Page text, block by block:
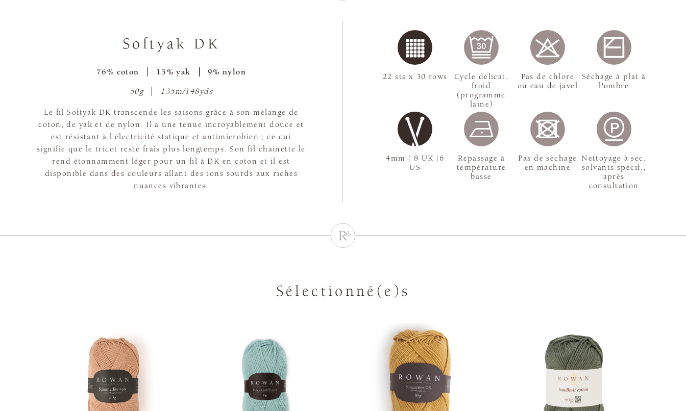
Softyak DK
76% coton 15% yak 9% nylon
50g 135m/148yds
Le fil Softyak DK transcende les saisons grâce à son mélange de
coton, de yak et de nylon. Il a une tenue incroyablement douce et
est résistant à l'électricité statique et antimicrobien ; ce qui
signifie que le tricot reste frais plus longtemps. Son fil chainette le
rend étonnamment léger pour un fil à DK en coton et il est
disponible dans des couleurs allant des tons sourds aux riches
nuances vibrantes.
4mm | 8 UK |6
US
22 sts x 30 rows
Cycle délicat,
froid
(programme
laine)
Pas de chlore
ou eau de javel
Séchage à plat à
l'ombre
Repassage à
température
basse
Pas de sèchage
en machine
Nettoyage à sec,
solvants spécif.,
après
consultation
Sélectionné(e)s